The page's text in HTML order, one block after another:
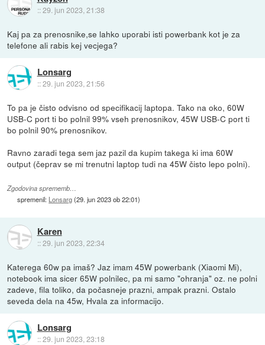
::29. jun 2023, 21:38
Kaj pa za prenosnike,se lahko uporabi isti powerbank kot je za
telefone ali rabis kej vecjega?
Lonsarg
::29. jun 2023, 21:56
To pa je čisto odvisno od specifikacij laptopa. Tako na oko, 60W
USB-C port ti bo polnil 99% vseh prenosnikov, 45W USB-C port ti
bo polnil 90% prenosnikov.
Ravno zaradi tega sem jaz pazil da kupim takega ki ima 60W
output (čeprav se mi trenutni laptop tudi na 45W čisto lepo polni).
Zgodovina sprememb…
spremenil: Lonsarg(29. jun 2023 ob 22:01)
Karen
::29. jun 2023, 22:34
Katerega 60w pa imaš? Jaz imam 45W powerbank (Xiaomi Mi),
notebook ima sicer 65W polnilec, pa mi samo "ohranja" oz. ne polni
zadeve, fila toliko, da počasneje prazni, ampak prazni. Ostalo
seveda dela na 45w, Hvala za informacijo.
Lonsarg
::29. jun 2023, 23:18